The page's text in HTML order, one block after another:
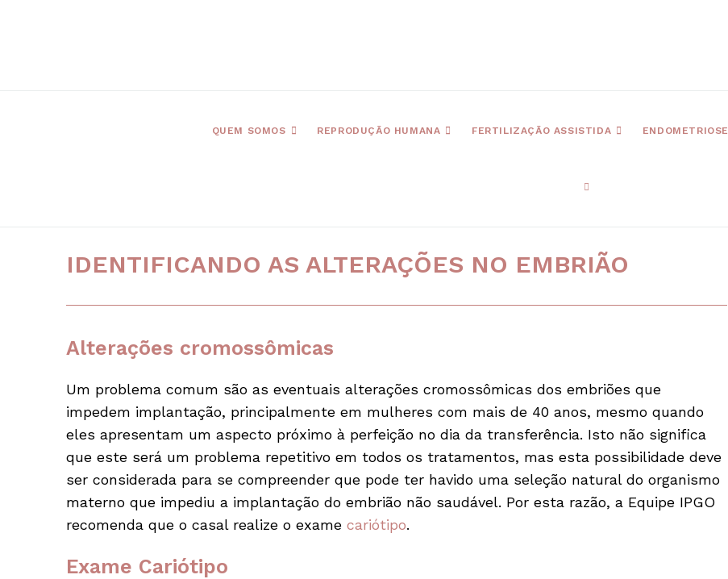
QUEM SOMOS REPRODUÇÃO HUMANA FERTILIZAÇÃO ASSISTIDA ENDOMETRIOSE
IDENTIFICANDO AS ALTERAÇÕES NO EMBRIÃO
Alterações cromossômicas
Um problema comum são as eventuais alterações cromossômicas dos embriões que
impedem implantação, principalmente em mulheres com mais de 40 anos, mesmo quando
eles apresentam um aspecto próximo à perfeição no dia da transferência. Isto não significa
que este será um problema repetitivo em todos os tratamentos, mas esta possibilidade deve
ser considerada para se compreender que pode ter havido uma seleção natural do organismo
materno que impediu a implantação do embrião não saudável. Por esta razão, a Equipe IPGO
recomenda que o casal realize o exame cariótipo.
Exame Cariótipo